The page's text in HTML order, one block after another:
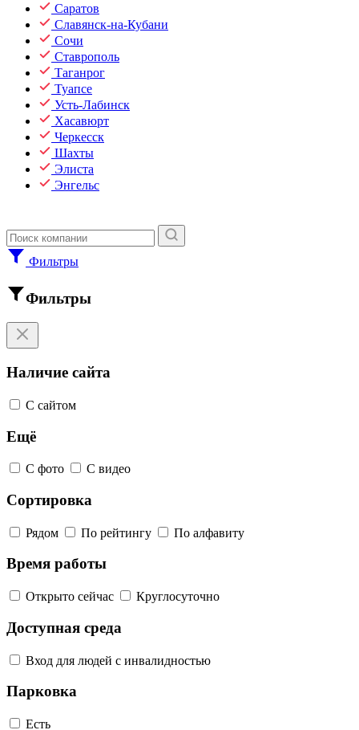
Саратов
Славянск-на-Кубани
Сочи
Ставрополь
Таганрог
Туапсе
Усть-Лабинск
Хасавюрт
Черкесск
Шахты
Элиста
Энгельс
Фильтры
Фильтры
Наличие сайта
С сайтом
Ещё
С фото С видео
Сортировка
Рядом По рейтингу По алфавиту
Время работы
Открыто сейчас Круглосуточно
Доступная среда
Вход для людей с инвалидностью
Парковка
Есть